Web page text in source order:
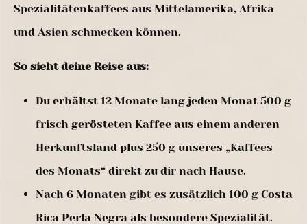
Spezialitätenkaffees aus Mittelamerika, Afrika
und Asien schmecken können.
So sieht deine Reise aus:
Du erhältst 12 Monate lang jeden Monat 500 g
frisch gerösteten Kaffee aus einem anderen
Herkunftsland plus 250 g unseres „Kaffees
des Monats“ direkt zu dir nach Hause.
Nach 6 Monaten gibt es zusätzlich 100 g Costa
Rica Perla Negra als besondere Spezialität.